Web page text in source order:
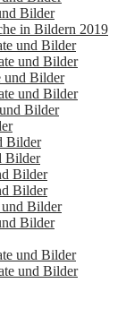
Bilder
in Bildern 2019
und Bilder
und Bilder
und Bilder
und Bilder
Bilder
Bilder
Bilder
Bilder
Bilder
Bilder
Bilder
und Bilder
und Bilder